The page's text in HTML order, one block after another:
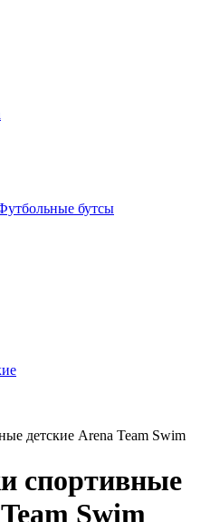
бутсы
детские Arena Team Swim
спортивные
Swim